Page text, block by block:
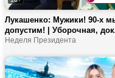
Лукашенко: Мужики! 90-х
допустим! | Уборочная,
министра обороны и
Неделя Президента